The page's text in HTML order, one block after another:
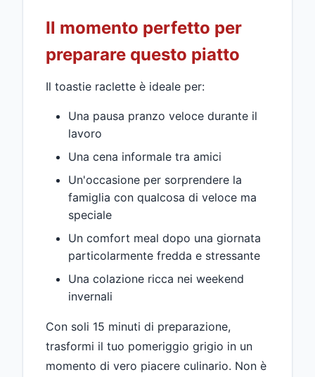
Il momento perfetto per
preparare questo piatto
Il toastie raclette è ideale per:
Una pausa pranzo veloce durante il
lavoro
Una cena informale tra amici
Un'occasione per sorprendere la
famiglia con qualcosa di veloce ma
speciale
Un comfort meal dopo una giornata
particolarmente fredda e stressante
Una colazione ricca nei weekend
invernali
Con soli 15 minuti di preparazione,
trasformi il tuo pomeriggio grigio in un
momento di vero piacere culinario. Non è